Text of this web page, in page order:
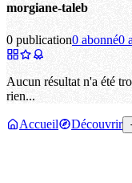
morgiane-taleb
0 publication0 abonné0
Aucun résultat n'a été
rien...
Accueil Découvrir